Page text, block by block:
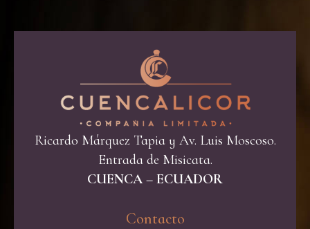
Ricardo Márquez Tapia y Av. Luis Moscoso.
Entrada de Misicata.
CUENCA – ECUADOR
Contacto​